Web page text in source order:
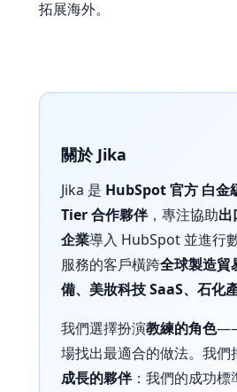
拓展海外。
關於 Jika
Jika 是 HubSpot 官方 白
Tier 合作夥伴，專注協助出
企業導入 HubSpot 並進行
服務的客戶橫跨全球製造貿
備、美妝科技 SaaS、石化
我們選擇扮演教練的角色
場找出最適合的做法。我們
成長的夥伴：我們的成功標